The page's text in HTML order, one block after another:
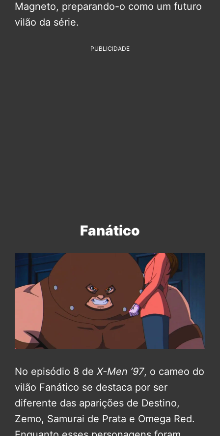
Magneto, preparando-o como um futuro
vilão da série.
PUBLICIDADE
Fanático
No episódio 8 de X-Men ’97, o cameo do
vilão Fanático se destaca por ser
diferente das aparições de Destino,
Zemo, Samurai de Prata e Omega Red.